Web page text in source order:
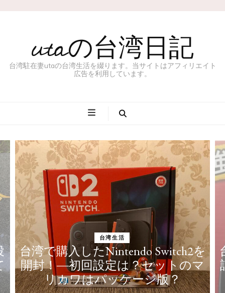
utaの台湾日記
台湾駐在妻utaの台湾生活を綴ります。当サイトはアフィリエイト
広告を利用しています。
台湾生活
台湾で購入したNintendo Switch2を
開封！―初回設定は？セットのマ
リカワはパッケージ版？